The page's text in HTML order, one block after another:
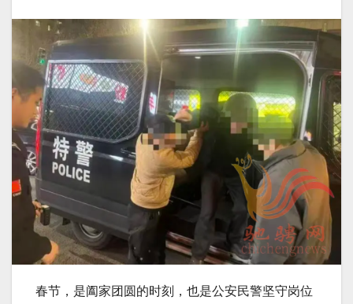
春节，是阖家团圆的时刻，也是公安民警坚守岗位